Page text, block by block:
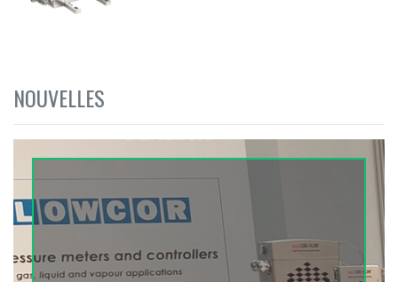
NOUVELLES